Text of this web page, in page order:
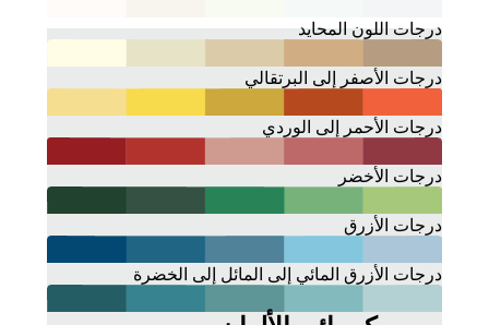
درجات اللون المحايد
درجات الأصفر إلى البرتقالي
درجات الأحمر إلى الوردي
درجات الأخضر
درجات الأزرق
درجات الأزرق المائي إلى المائل إلى الخضرة